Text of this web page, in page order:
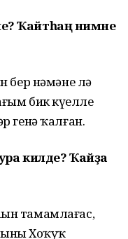
?Ҡайтһаң нимәне
бер нәмәне лә
бик күңелле
генә ҡалған.
килде? Ҡайҙа
тамамлағас,
Хоҡуҡ